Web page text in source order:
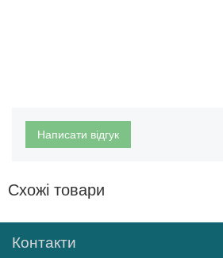
Написати відгук
Схожі товари
Контакти